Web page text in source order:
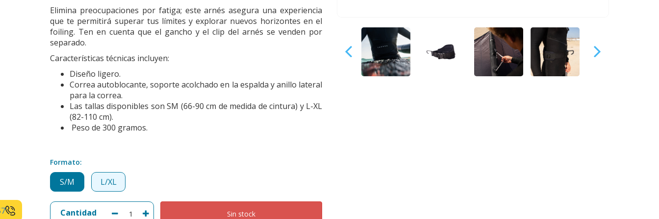
Elimina preocupaciones por fatiga; este arnés asegura una experiencia
que te permitirá superar tus límites y explorar nuevos horizontes en el
foiling. Ten en cuenta que el gancho y el clip del arnés se venden por
separado.
Características técnicas incluyen:
Diseño ligero.
Correa autoblocante, soporte acolchado en la espalda y anillo lateral
para la correa.
Las tallas disponibles son SM (66-90 cm de medida de cintura) y L-XL
(82-110 cm).
Peso de 300 gramos.
Formato:
S/M L/XL
Cantidad Sin stock